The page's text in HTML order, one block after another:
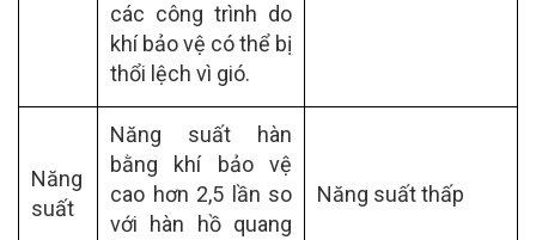
các công trình do
khí bảo vệ có thể bị
thổi lệch vì gió.
Năng
suất
Năng suất hàn
bằng khí bảo vệ
cao hơn 2,5 lần so
với hàn hồ quang
Năng suất thấp